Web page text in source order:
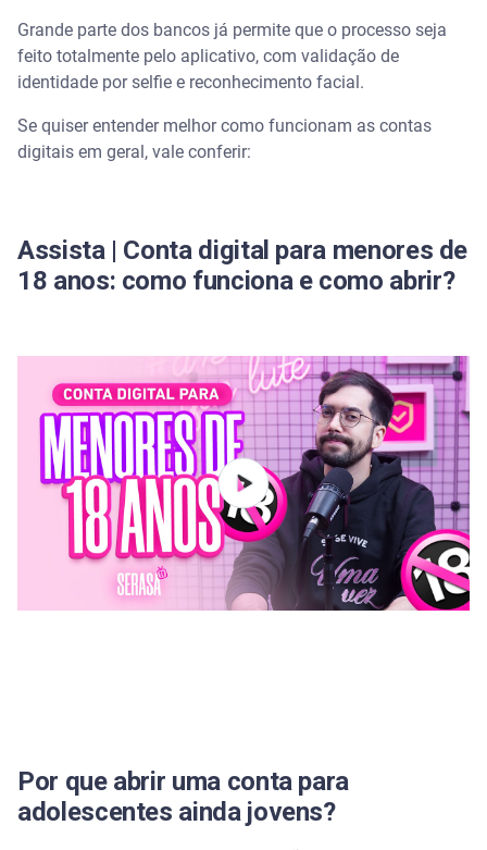
Grande parte dos bancos já permite que o processo seja
feito totalmente pelo aplicativo, com validação de
identidade por selfie e reconhecimento facial.
Se quiser entender melhor como funcionam as contas
digitais em geral, vale conferir:
Assista | Conta digital para menores de
18 anos: como funciona e como abrir?
Por que abrir uma conta para
adolescentes ainda jovens?